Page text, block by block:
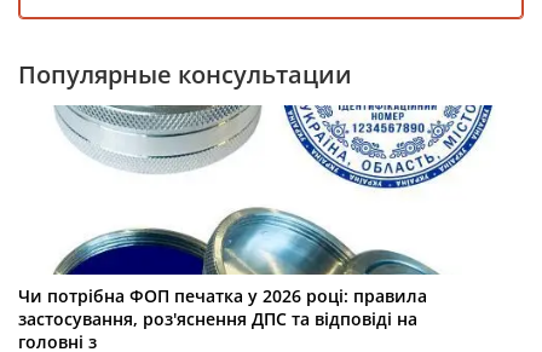
Популярные консультации
Чи потрібна ФОП печатка у 2026 році: правила
застосування, роз'яснення ДПС та відповіді на
головні з